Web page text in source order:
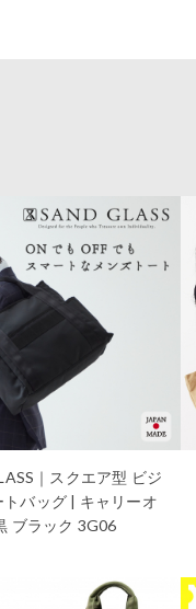
｜スクエア型 ビジ
トバッグ | キャリーオ
ブラック 3G06